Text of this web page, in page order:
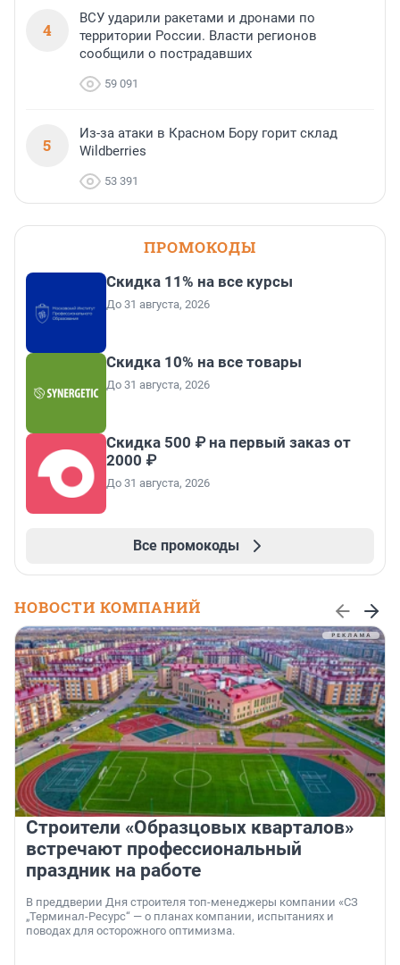
4
ВСУ ударили ракетами и дронами по
территории России. Власти регионов
сообщили о пострадавших
59 091
5
Из-за атаки в Красном Бору горит склад
Wildberries
53 391
ПРОМОКОДЫ
Скидка 11% на все курсы
До 31 августа, 2026
Скидка 10% на все товары
До 31 августа, 2026
Скидка 500 ₽ на первый заказ от
2000 ₽
До 31 августа, 2026
Все промокоды
НОВОСТИ КОМПАНИЙ
Строители «Образцовых кварталов»
встречают профессиональный
праздник на работе
В преддверии Дня строителя топ-менеджеры компании «СЗ
„Терминал-Ресурс“ — о планах компании, испытаниях и
поводах для осторожного оптимизма.